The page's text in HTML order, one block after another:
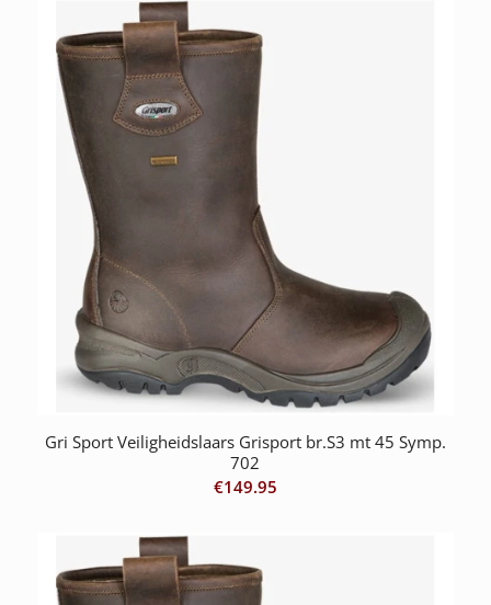
Gri Sport Veiligheidslaars Grisport br.S3 mt 45 Symp.
702
€149.95